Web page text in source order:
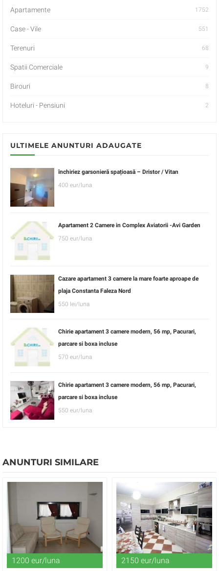
Apartamente 1752
Case - Vile 551
Terenuri 68
Spatii Comerciale 9
Birouri 8
Hoteluri - Pensiuni 2
ULTIMELE ANUNTURI ADAUGATE
închiriez garsonieră spațioasă – Dristor / Vitan
400 eur/luna
Apartament 2 Camere in Complex Aviatorii -Avi Garden
750 eur/luna
Cazare apartament 3 camere la mare foarte aproape de
plaja Constanta Faleza Nord
550 lei/luna
Chirie apartament 3 camere modern, 56 mp, Pacurari,
parcare si boxa incluse
570 eur/luna
Chirie apartament 3 camere modern, 56 mp, Pacurari,
parcare si boxa incluse
550 eur/luna
ANUNTURI SIMILARE
1200 eur/luna 2150 eur/luna